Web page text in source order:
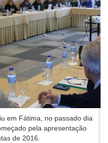
em Fátima, no passado dia
pela apresentação
de 2016.